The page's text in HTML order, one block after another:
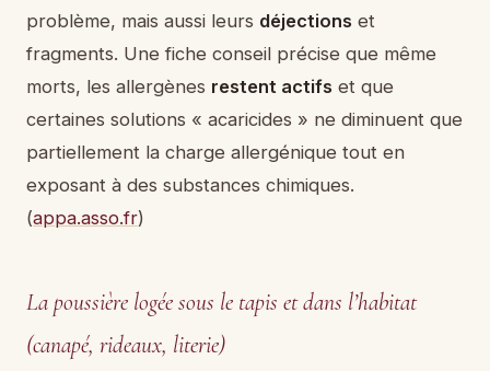
problème, mais aussi leurs déjections et
fragments. Une fiche conseil précise que même
morts, les allergènes restent actifs et que
certaines solutions « acaricides » ne diminuent que
partiellement la charge allergénique tout en
exposant à des substances chimiques.
(appa.asso.fr)
La poussière logée sous le tapis et dans l’habitat
(canapé, rideaux, literie)